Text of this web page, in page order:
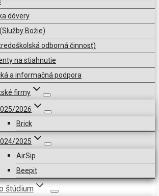
dôvery
Božie)
odborná činnosť)
na stiahnutie
a informačná podpora
firmy
2026
Brick
2025
AirSip
Beepit
štúdium